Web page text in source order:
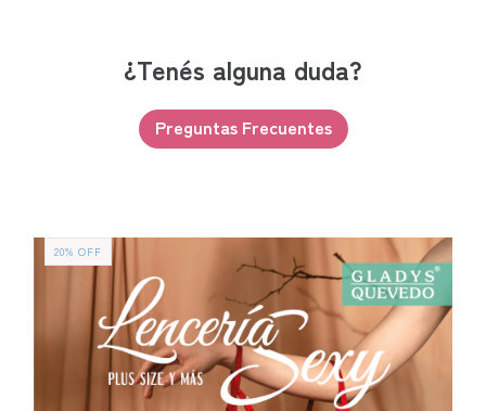
¿Tenés alguna duda?
Preguntas Frecuentes
20% OFF